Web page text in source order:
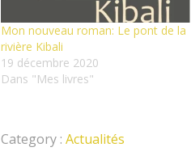
Mon nouveau roman: Le pont de la
rivière Kibali
19 décembre 2020
Dans "Mes livres"
Category : Actualités